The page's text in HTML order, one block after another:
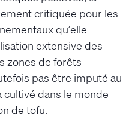
critiquée pour les
qu’elle
extensive des
zones de forêts
pas être imputé au
cultivé dans le monde
de tofu.